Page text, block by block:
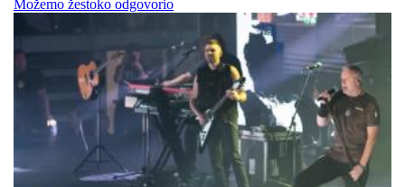
Možemo žestoko odgovorio